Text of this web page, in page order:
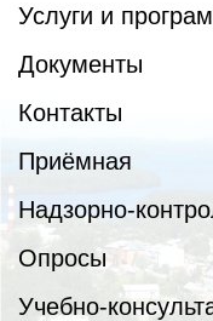
Услуги и
Документы
Контакты
Приёмная
Надзорно-
Опросы
Учебно-